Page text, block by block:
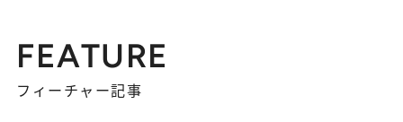
FEATURE
フィーチャー記事